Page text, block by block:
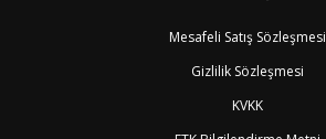
Mesafeli Satış Sözleşmesi
Gizlilik Sözleşmesi
KVKK